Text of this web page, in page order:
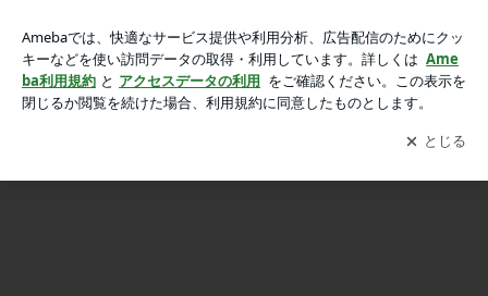
1枚中17枚目
9/27池袋・新宿発★浜名湖宿泊わんバスツアー♪2日目